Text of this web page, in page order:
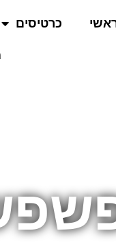
כרטיסים